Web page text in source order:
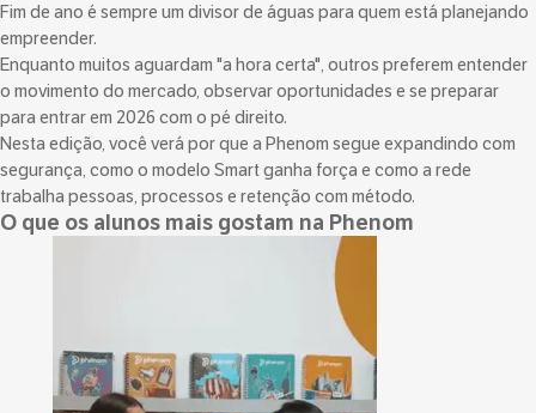
Fim de ano é sempre um divisor de águas para quem está planejando
empreender.
Enquanto muitos aguardam "a hora certa", outros preferem entender
o movimento do mercado, observar oportunidades e se preparar
para entrar em 2026 com o pé direito.
Nesta edição, você verá por que a Phenom segue expandindo com
segurança, como o modelo Smart ganha força e como a rede
trabalha pessoas, processos e retenção com método.
O que os alunos mais gostam na Phenom